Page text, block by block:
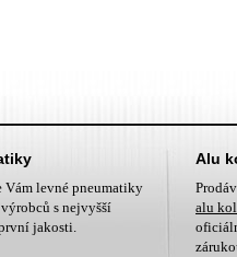
Vám levné pneumatiky
s nejvyšší
jakosti.
Alu
alu